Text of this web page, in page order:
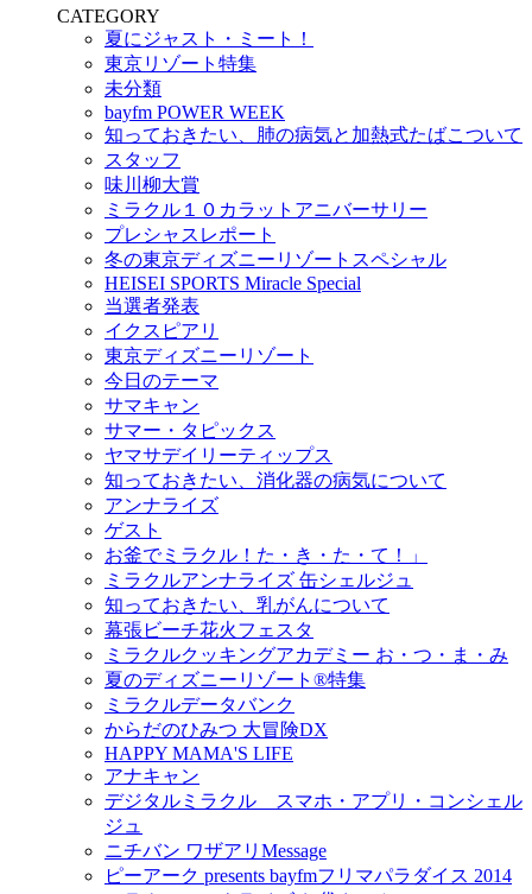
CATEGORY
夏にジャスト・ミート！
東京リゾート特集
未分類
bayfm POWER WEEK
知っておきたい、肺の病気と加熱式たばこついて
スタッフ
味川柳大賞
ミラクル１０カラットアニバーサリー
プレシャスレポート
冬の東京ディズニーリゾートスペシャル
HEISEI SPORTS Miracle Special
当選者発表
イクスピアリ
東京ディズニーリゾート
今日のテーマ
サマキャン
サマー・タピックス
ヤマサデイリーティップス
知っておきたい、消化器の病気について
アンナライズ
ゲスト
お釜でミラクル！た・き・た・て！」
ミラクルアンナライズ 缶シェルジュ
知っておきたい、乳がんについて
幕張ビーチ花火フェスタ
ミラクルクッキングアカデミー お・つ・ま・み
夏のディズニーリゾート®特集
ミラクルデータバンク
からだのひみつ 大冒険DX
HAPPY MAMA'S LIFE
アナキャン
デジタルミラクル スマホ・アプリ・コンシェル
ジュ
ニチバン ワザアリMessage
ピーアーク presents bayfmフリマパラダイス 2014